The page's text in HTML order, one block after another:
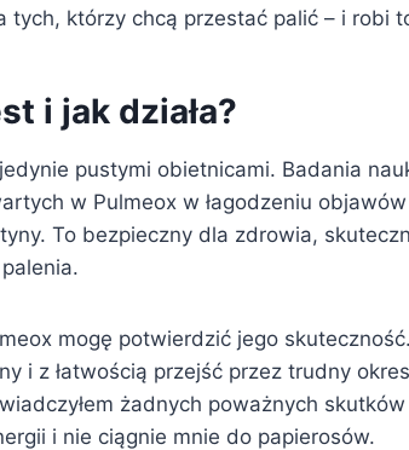
tych, którzy chcą przestać palić – i robi
i jak działa?
pustymi obietnicami. Badania
w Pulmeox w łagodzeniu
To bezpieczny dla zdrowia,
mogę potwierdzić jego skuteczność.
i z łatwością przejść przez trudny
żadnych poważnych
i nie ciągnie mnie do papierosów.